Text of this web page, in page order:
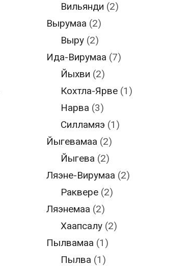
Вильянди (2)
Вырумаа (2)
Выру (2)
Ида-Вирумаа (7)
Йыхви (2)
Кохтла-Ярве (1)
Нарва (3)
Силламяэ (1)
Йыгевамаа (2)
Йыгева (2)
Ляэне-Вирумаа (2)
Раквере (2)
Ляэнемаа (2)
Хаапсалу (2)
Пылвамаа (1)
Пылва (1)